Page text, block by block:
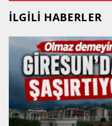
İLGİLİ HABERLER